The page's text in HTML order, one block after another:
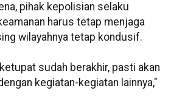
pihak kepolisian selaku
harus tetap menjaga
wilayahnya tetap kondusif.
sudah berakhir, pasti akan
kegiatan-kegiatan lainnya,"